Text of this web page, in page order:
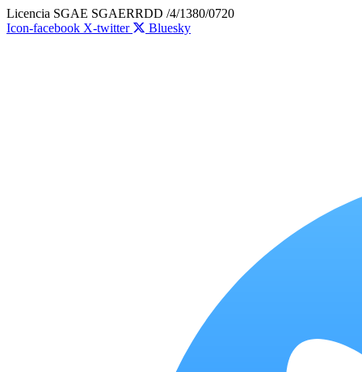
Ir
al
Licencia SGAE SGAERRDD /4/1380/0720
Icon-facebook X-twitter Bluesky